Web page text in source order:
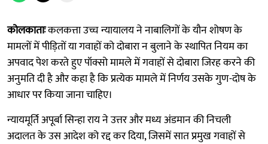
कोलकाताःकलकत्ता उच्च न्यायालय ने नाबालिगों के यौन शोषण के
मामलों में पीड़ितों या गवाहों को दोबारा न बुलाने के स्थापित नियम का
अपवाद पेश करते हुए पॉक्सो मामले में गवाहों से दोबारा जिरह करने की
अनुमति दी है और कहा है कि प्रत्येक मामले में निर्णय उसके गुण-दोष के
आधार पर किया जाना चाहिए।
न्यायमूर्ति अपूर्बा सिन्हा राय ने उत्तर और मध्य अंडमान की निचली
अदालत के उस आदेश को रद्द कर दिया, जिसमें सात प्रमुख गवाहों से